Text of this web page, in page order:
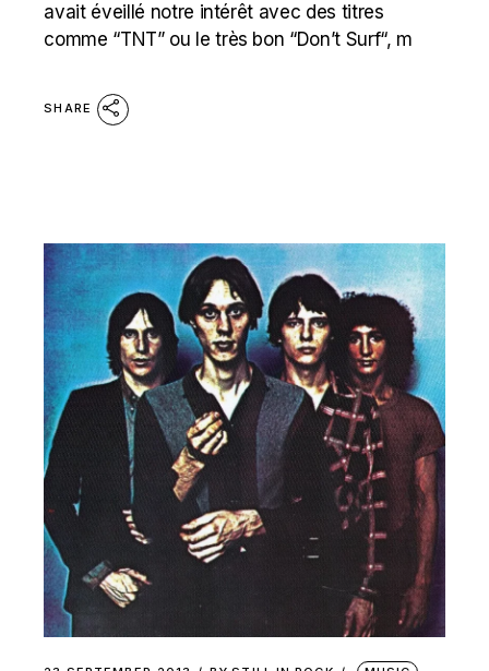
avait éveillé notre intérêt avec des titres
comme “TNT” ou le très bon “Don’t Surf“, m
SHARE